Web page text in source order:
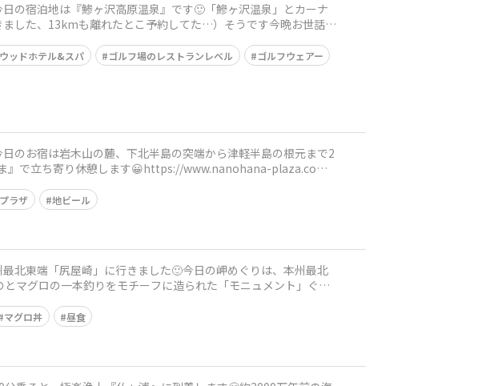
宿泊地は『鯵ヶ沢高原温泉』です🙂「鰺ヶ沢温泉」とカーナ
した、13kmも離れたとこ予約してた…）そうです今晩お世話に
ッドホテル&スパ ゴルフ場のレストランレベル
ゴルフウェアー
お宿は岩木山の麓、下北半島の突端から津軽半島の根元まで2
』で立ち寄り休憩します😀https://www.nanohana-plaza.com/
ラザ 地ビール
北東端「尻屋崎」に行きました🙂今日の岬めぐりは、本州最北
マグロの一本釣りをモチーフに造られた「モニュメント」ぐら
マグロ丼 昼食